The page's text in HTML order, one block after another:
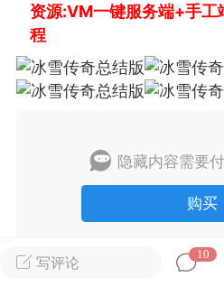
实时动态 直播
该内容只允许登录的用户查
写评论
10
资源:VM一键服务端+手
程
隐藏内容需要
购买